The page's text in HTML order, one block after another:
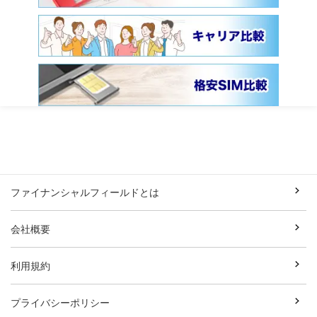
ファイナンシャルフィールドとは
会社概要
利用規約
プライバシーポリシー